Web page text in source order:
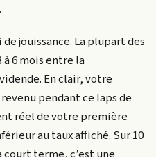
jouissance. La plupart des
6 mois entre la
En clair, votre
pendant ce laps de
réel de votre première
au taux affiché. Sur 10